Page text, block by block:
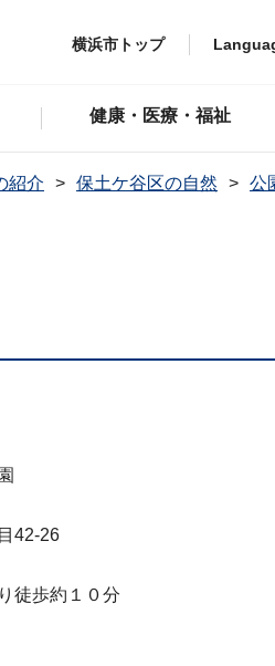
横浜市トップ
健康・医療・福祉
紹介 保土ケ谷区の自然 公
42-26
徒歩約１０分